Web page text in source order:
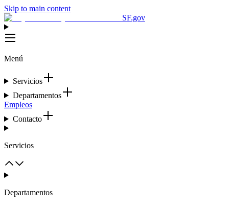
Skip to main content
SF.gov
Menú
Servicios
Departamentos
Empleos
Contacto
Servicios
Departamentos